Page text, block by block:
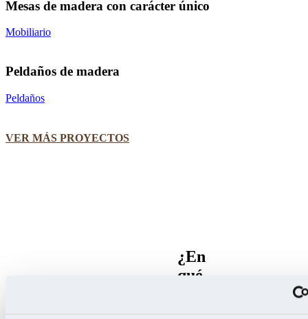
Mesas de madera con carácter único
Mobiliario
Peldaños de madera
Peldaños
VER MÁS PROYECTOS
¿En
qué